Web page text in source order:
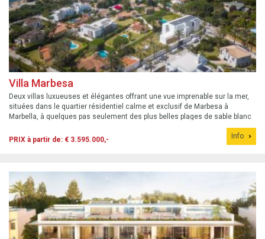
Villa Marbesa
Deux villas luxueuses et élégantes offrant une vue imprenable sur la mer,
situées dans le quartier résidentiel calme et exclusif de Marbesa à
Marbella, à quelques pas seulement des plus belles plages de sable blanc
PRIX à partir de: € 3.595.000,-
Info